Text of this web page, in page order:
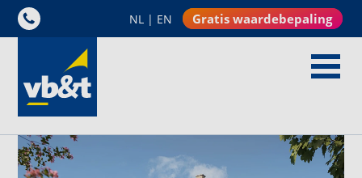
NL | EN Gratis waardebepaling